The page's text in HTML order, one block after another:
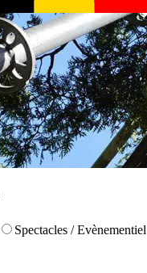
Spectacles / Evènementiel